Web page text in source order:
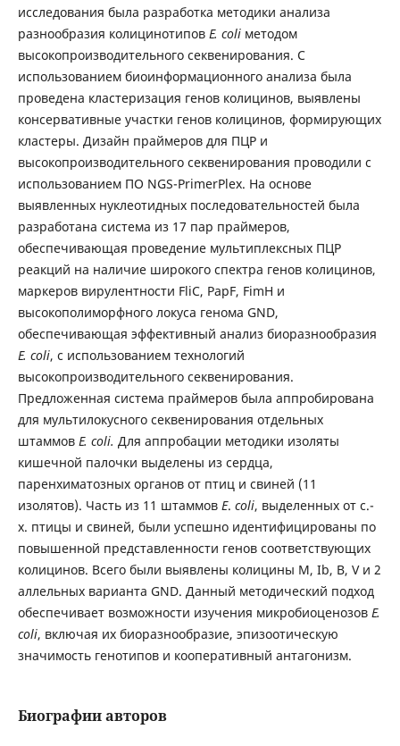
исследования была разработка методики анализа
разнообразия колицинотипов E. coliметодом
высокопроизводительного секвенирования. С
использованием биоинформационного анализа была
проведена кластеризация генов колицинов, выявлены
консервативные участки генов колицинов, формирующих
кластеры. Дизайн праймеров для ПЦР и
высокопроизводительного секвенирования проводили с
использованием ПО NGS-PrimerPlex. На основе
выявленных нуклеотидных последовательностей была
разработана система из 17 пар праймеров,
обеспечивающая проведение мультиплексных ПЦР
реакций на наличие широкого спектра генов колицинов,
маркеров вирулентности FliC, PapF, FimH и
высокополиморфного локуса генома GND,
обеспечивающая эффективный анализ биоразнообразия
E. coli, c использованием технологий
высокопроизводительного секвенирования.
Предложенная система праймеров была аппробирована
для мультилокусного секвенирования отдельных
штаммов E. coli. Для аппробации методики изоляты
кишечной палочки выделены из сердца,
паренхиматозных органов от птиц и свиней (11
изолятов). Часть из 11 штаммов E. coli, выделенных от с.-
х. птицы и свиней, были успешно идентифицированы по
повышенной представленности генов соответствующих
колицинов. Всего были выявлены колицины M, Ib, B, V и 2
аллельных варианта GND. Данный методический подход
обеспечивает возможности изучения микробиоценозов E.
coli, включая их биоразнообразие, эпизоотическую
значимость генотипов и кооперативный антагонизм.
Биографии авторов